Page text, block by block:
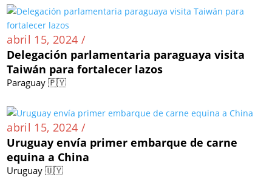
abril 15, 2024 /
Delegación parlamentaria paraguaya visita
Taiwán para fortalecer lazos
Paraguay 🇵🇾
abril 15, 2024 /
Uruguay envía primer embarque de carne
equina a China
Uruguay 🇺🇾